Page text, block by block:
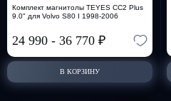
Комплект магнитолы TEYES CC2 Plus
9.0" для Volvo S80 I 1998-2006
24 990 - 36 770 ₽
В КОРЗИНУ